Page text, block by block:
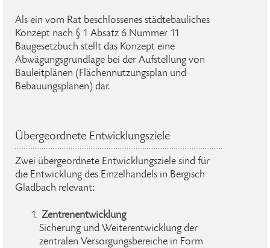
Als ein vom Rat beschlossenes städtebauliches
Konzept nach § 1 Absatz 6 Nummer 11
Baugesetzbuch stellt das Konzept eine
Abwägungsgrundlage bei der Aufstellung von
Bauleitplänen (Flächennutzungsplan und
Bebauungsplänen) dar.
Übergeordnete Entwicklungsziele
Zwei übergeordnete Entwicklungsziele sind für
die Entwicklung des Einzelhandels in Bergisch
Gladbach relevant:
Zentrenentwicklung
Sicherung und Weiterentwicklung der
zentralen Versorgungsbereiche in Form